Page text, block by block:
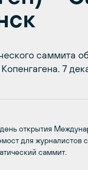
саммита
7
день открытия
для журналистов
саммит.